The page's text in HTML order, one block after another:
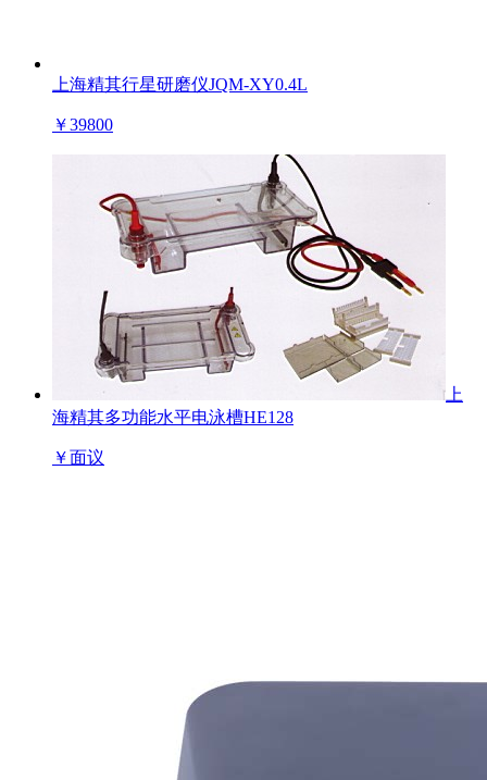
上海精其行星研磨仪JQM-XY0.4L
￥39800
上
海精其多功能水平电泳槽HE128
￥面议